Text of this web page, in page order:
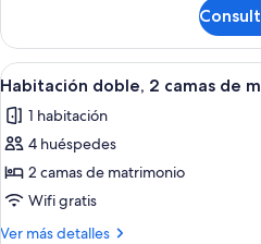
camas
dobles,
no
fumadores
estándar
doble,
2
dobles,
no
Abrir
todas
las
fotos
de
Habitación
doble,
5
Habitación doble, 2 camas de
1 habitación
4 huéspedes
2 camas de matrimonio
Wifi gratis
Ver más detalles
Más